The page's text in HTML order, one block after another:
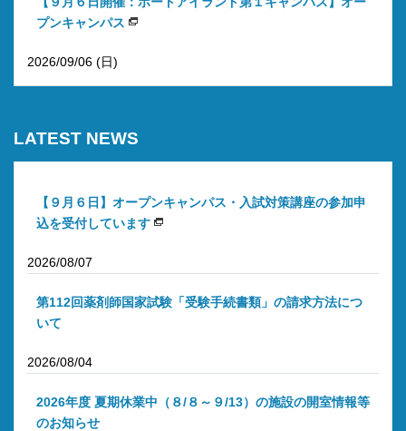
プンキャンパス
2026/09/06 (日)
LATEST NEWS
【９月６日】オープンキャンパス・入試対策講座の参加申
込を受付しています
2026/08/07
第112回薬剤師国家試験「受験手続書類」の請求方法につ
いて
2026/08/04
2026年度 夏期休業中（８/８～９/13）の施設の開室情報等
のお知らせ